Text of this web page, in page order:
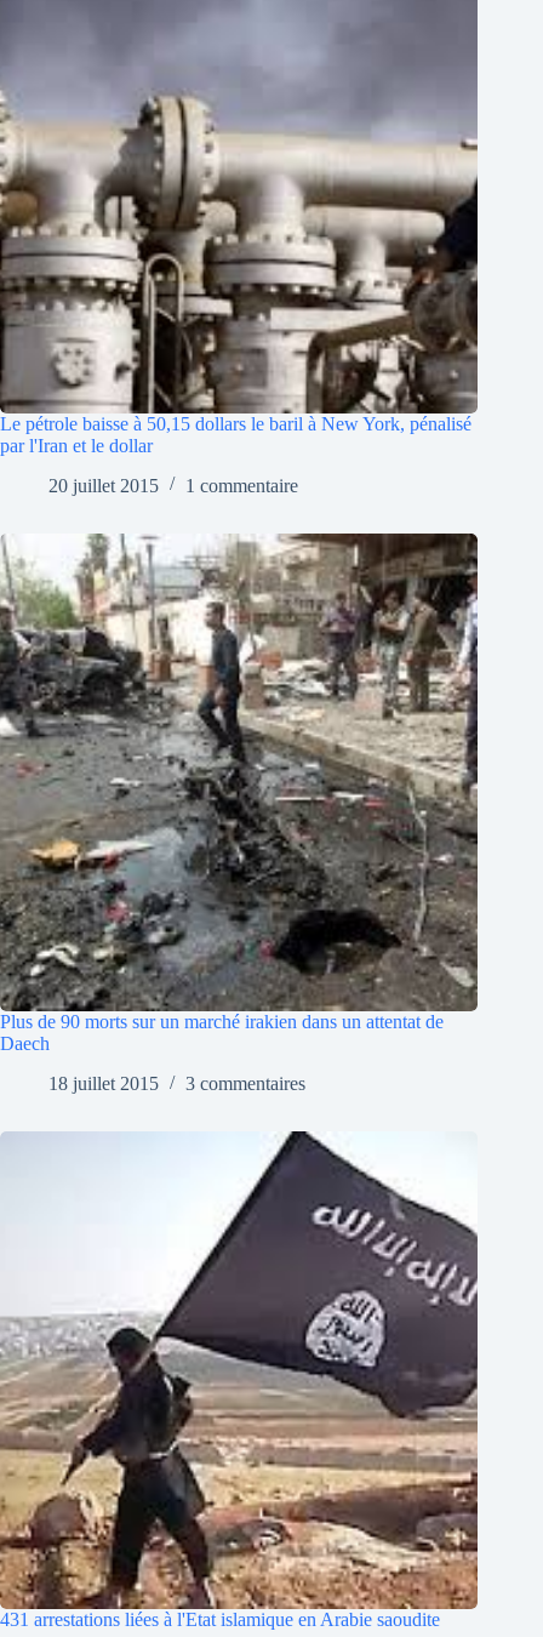
Le pétrole baisse à 50,15 dollars le baril à New York, pénalisé
par l'Iran et le dollar
20 juillet 2015
1 commentaire
Plus de 90 morts sur un marché irakien dans un attentat de
Daech
18 juillet 2015
3 commentaires
431 arrestations liées à l'Etat islamique en Arabie saoudite